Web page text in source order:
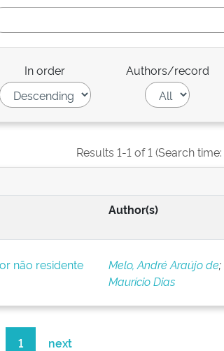
In order Authors/record
Results 1-1 of 1 (Search
Author(s)
não residente
Melo, André Araújo de;
Maurício Dias
1 next